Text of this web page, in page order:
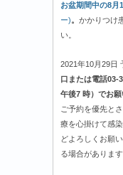
お盆期間中の8月
ー)。 かかりつけ
い。
2021年10月29日
口または電話03-
午後7 時）でお願
ご予約を優先と
療を心掛けて感
どよろしくお願
る場合があります